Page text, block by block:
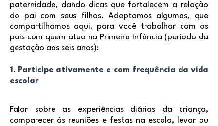
paternidade, dando dicas que fortalecem a relação
do pai com seus filhos. Adaptamos algumas, que
compartilhamos aqui, para você trabalhar com os
pais com quem atua na Primeira Infância (período da
gestação aos seis anos):
1. Participe ativamente e com frequência da vida
escolar
Falar sobre as experiências diárias da criança,
comparecer às reuniões e festas na escola, levar ou